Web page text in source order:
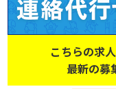
こちらの求
最新の募